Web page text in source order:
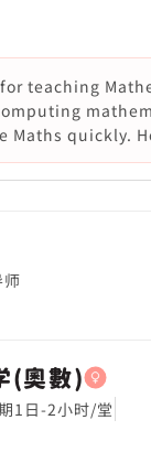
teaching
quickly.
(奧數)
1日-2小时/堂